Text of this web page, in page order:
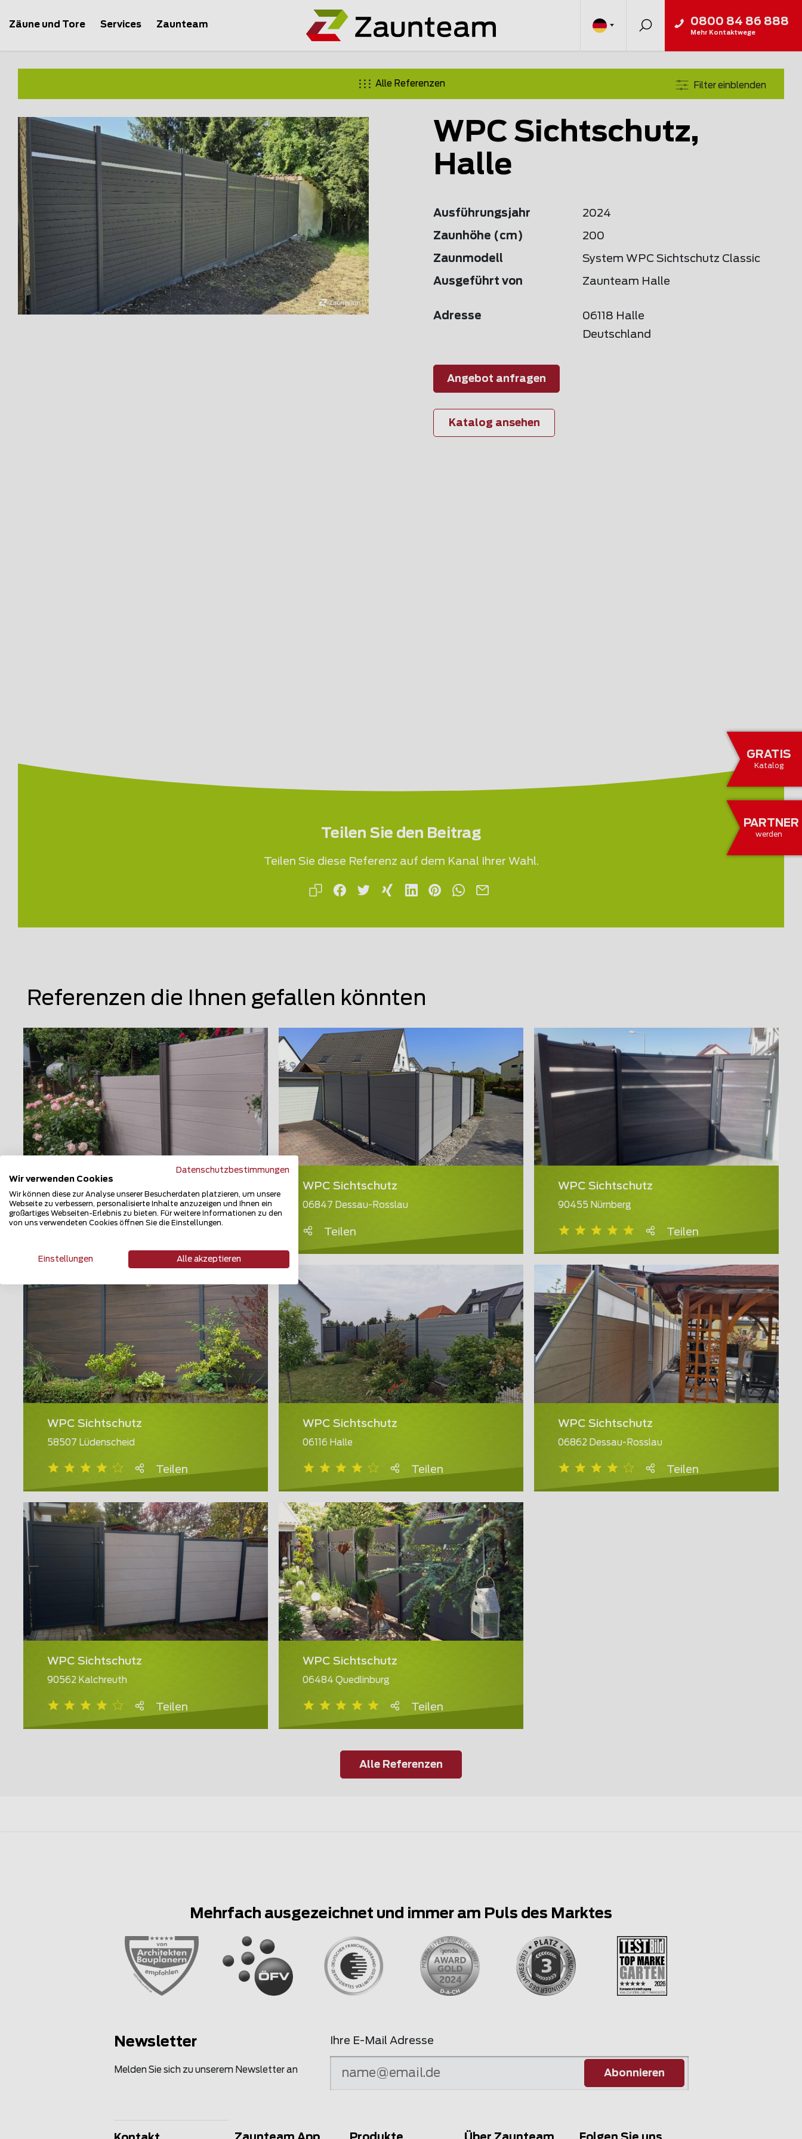
GRATIS
Katalog
PARTNER
werden
Zäune und Tore Services Zaunteam 0800 84 86 888
Mehr Kontaktwege
Alle Referenzen Filter einblenden
WPC Sichtschutz,
Halle
Ausführungsjahr 2024
Zaunhöhe (cm) 200
Zaunmodell System WPC Sichtschutz Classic
Ausgeführt von Zaunteam Halle
Adresse
06118 Halle
Deutschland
Angebot anfragen
Katalog ansehen
Teilen Sie den Beitrag
Teilen Sie diese Referenz auf dem Kanal Ihrer Wahl.
Referenzen die Ihnen gefallen könnten
45121 Essen
WPC Sichtschutz
06847 Dessau-Rosslau
Teilen
WPC Sichtschutz
90455 Nürnberg
Teilen
WPC Sichtschutz
58507 Lüdenscheid
Teilen
WPC Sichtschutz
06116 Halle
Teilen
WPC Sichtschutz
06862 Dessau-Rosslau
Teilen
WPC Sichtschutz
90562 Kalchreuth
Teilen
WPC Sichtschutz
06484 Quedlinburg
Teilen
Alle Referenzen
Mehrfach ausgezeichnet und immer am Puls des Marktes
Newsletter
Melden Sie sich zu unserem Newsletter an
Ihre E-Mail Adresse
Abonnieren
Datenschutzbestimmungen
Wir verwenden Cookies
Wir können diese zur Analyse unserer Besucherdaten platzieren, um unsere
Webseite zu verbessern, personalisierte Inhalte anzuzeigen und Ihnen ein
großartiges Webseiten-Erlebnis zu bieten. Für weitere Informationen zu den
von uns verwendeten Cookies öffnen Sie die Einstellungen.
Einstellungen Alle akzeptieren